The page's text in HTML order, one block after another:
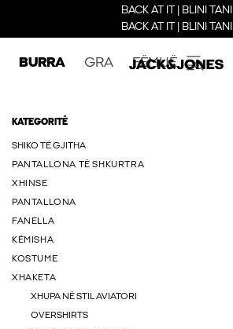
BACK AT IT | BLINI TANI
BACK AT IT | BLINI TANI
BURRA GRA FËMIJË
KATEGORITË
SHIKO TË GJITHA
PANTALLONA TË SHKURTRA
XHINSE
PANTALLONA
FANELLA
KËMISHA
KOSTUME
XHAKETA
XHUPA NË STIL AVIATORI
OVERSHIRTS